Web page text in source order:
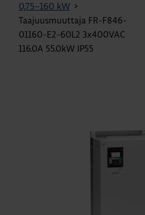
0,75–160 kW >
Taajuusmuuttaja FR-F846-
01160-E2-60L2 3x400VAC
116.0A 55.0kW IP55